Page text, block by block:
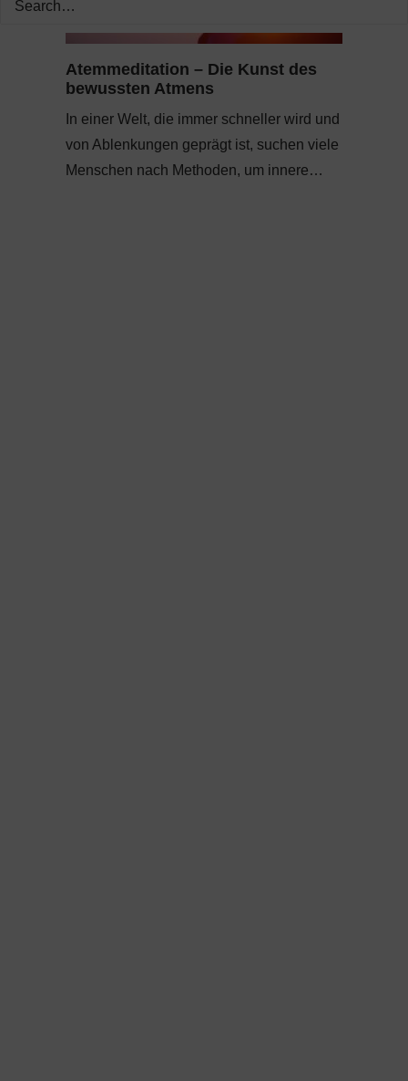
Atemmeditation – Die Kunst des
bewussten Atmens
In einer Welt, die immer schneller wird und
von Ablenkungen geprägt ist, suchen viele
Menschen nach Methoden, um innere…